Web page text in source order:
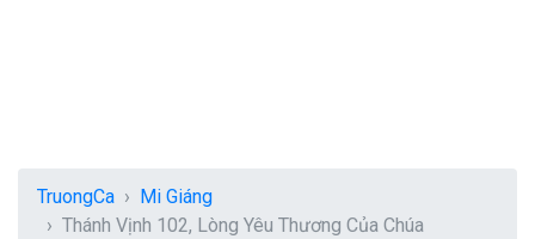
TruongCa
Mi Giáng
Thánh Vịnh 102, Lòng Yêu Thương Của Chúa